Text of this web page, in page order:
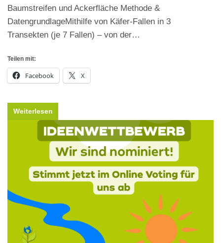
Baumstreifen und Ackerfläche Methode &
DatengrundlageMithilfe von Käfer-Fallen in 3
Transekten (je 7 Fallen) – von der…
Teilen mit:
Facebook X
Weiterlesen